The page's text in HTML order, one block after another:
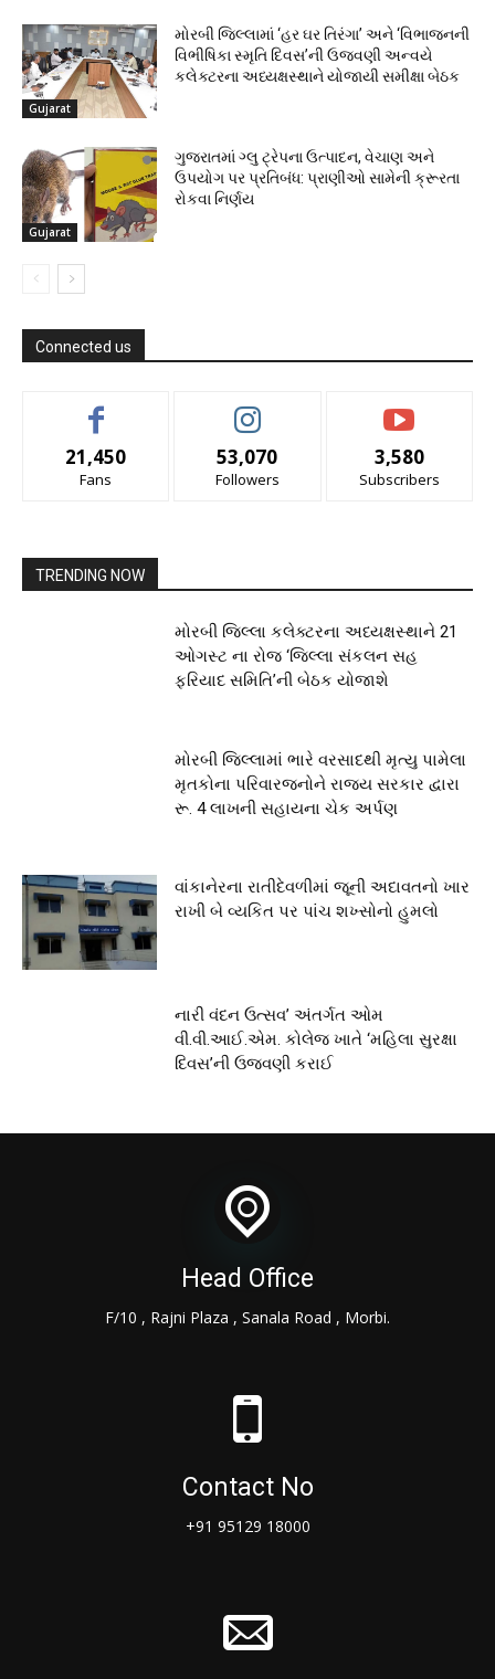
Gujarat
મોરબી જિલ્લામાં ‘હર ઘર તિરંગા’ અને ‘વિભાજનની
વિભીષિકા સ્મૃતિ દિવસ’ની ઉજવણી અન્વયે
કલેક્ટરના અધ્યક્ષસ્થાને યોજાયી સમીક્ષા બેઠક
Gujarat
ગુજરાતમાં ગ્લુ ટ્રેપના ઉત્પાદન, વેચાણ અને
ઉપયોગ પર પ્રતિબંધ: પ્રાણીઓ સામેની ક્રૂરતા
રોકવા નિર્ણય
Connected us
21,450
Fans
53,070
Followers
3,580
Subscribers
TRENDING NOW
મોરબી જિલ્લા કલેક્ટરના અધ્યક્ષસ્થાને 21
ઓગસ્ટ ના રોજ ‘જિલ્લા સંકલન સહ
ફરિયાદ સમિતિ’ની બેઠક યોજાશે
મોરબી જિલ્લામાં ભારે વરસાદથી મૃત્યુ પામેલા
મૃતકોના પરિવારજનોને રાજ્ય સરકાર દ્વારા
રૂ. 4 લાખની સહાયના ચેક અર્પણ
વાંકાનેરના રાતીદેવળીમાં જૂની અદાવતનો ખાર
રાખી બે વ્યકિત પર પાંચ શખ્સોનો હુમલો
નારી વંદન ઉત્સવ’ અંતર્ગત ઓમ
વી.વી.આઈ.એમ. કોલેજ ખાતે ‘મહિલા સુરક્ષા
દિવસ’ની ઉજવણી કરાઈ
Head Office
F/10 , Rajni Plaza , Sanala Road , Morbi.
Contact No
+91 95129 18000